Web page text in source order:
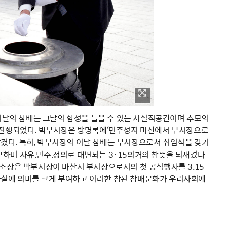
참배는 그날의 함성을 들을 수 있는 사실적공간이며 추모의
되었다. 박부시장은 방명록에‘민주성지 마산에서 부시장으로
다. 특히, 박부시장의 이날 참배는 부시장으로서 취임식을 갖기
며 자유.민주.정의로 대변되는 3·15의거의 참뜻을 되새겼다
은 박부시장이 마산시 부시장으로서의 첫 공식행사를 3.15
에 의미를 크게 부여하고 이러한 참된 참배문화가 우리사회에